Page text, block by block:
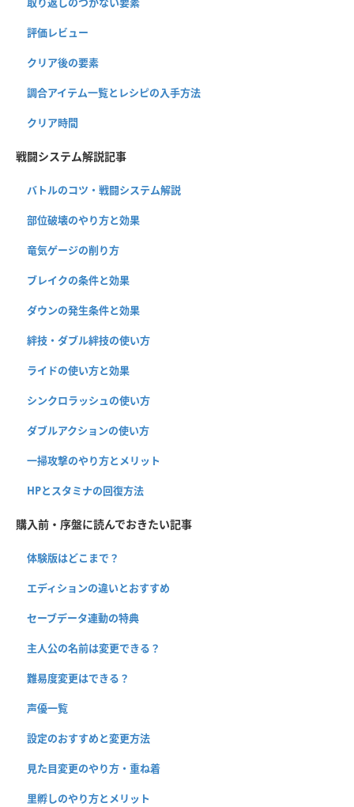
評価レビュー
クリア後の要素
調合アイテム一覧とレシピの入手方法
クリア時間
戦闘システム解説記事
バトルのコツ・戦闘システム解説
部位破壊のやり方と効果
竜気ゲージの削り方
ブレイクの条件と効果
ダウンの発生条件と効果
絆技・ダブル絆技の使い方
ライドの使い方と効果
シンクロラッシュの使い方
ダブルアクションの使い方
一掃攻撃のやり方とメリット
HPとスタミナの回復方法
購入前・序盤に読んでおきたい記事
体験版はどこまで？
エディションの違いとおすすめ
セーブデータ連動の特典
主人公の名前は変更できる？
難易度変更はできる？
声優一覧
設定のおすすめと変更方法
見た目変更のやり方・重ね着
里孵しのやり方とメリット